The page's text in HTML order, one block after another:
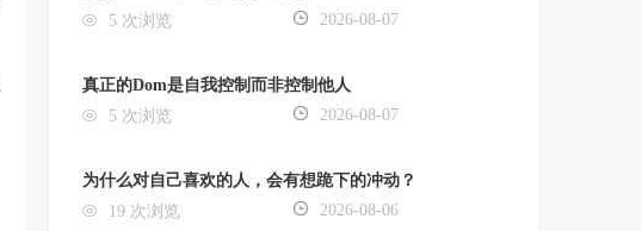
5 次浏览
2026-08-07
真正的Dom是自我控制而非控制他人
5 次浏览
2026-08-07
为什么对自己喜欢的人，会有想跪下的冲动？
19 次浏览
2026-08-06